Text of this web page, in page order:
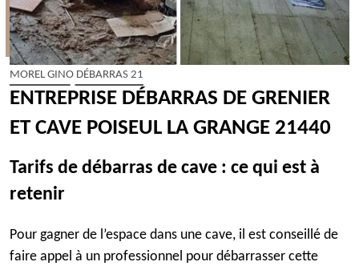
MOREL GINO DÉBARRAS 21
ENTREPRISE DÉBARRAS DE GRENIER
ET CAVE POISEUL LA GRANGE 21440
Tarifs de débarras de cave : ce qui est à
retenir
Pour gagner de l’espace dans une cave, il est conseillé de
faire appel à un professionnel pour débarrasser cette